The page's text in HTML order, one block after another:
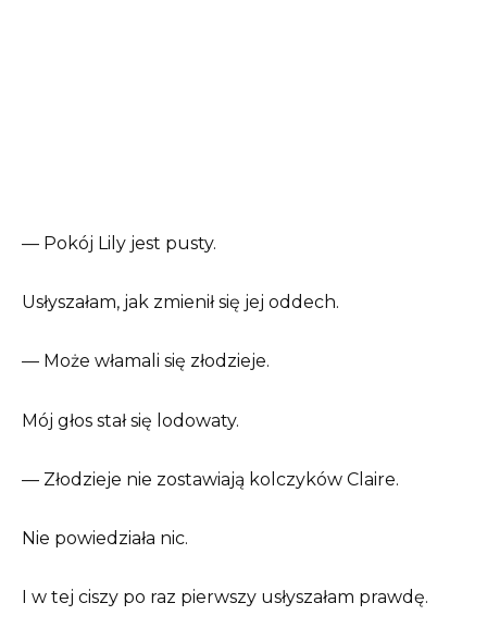
— Pokój Lily jest pusty.
Usłyszałam, jak zmienił się jej oddech.
— Może włamali się złodzieje.
Mój głos stał się lodowaty.
— Złodzieje nie zostawiają kolczyków Claire.
Nie powiedziała nic.
I w tej ciszy po raz pierwszy usłyszałam prawdę.